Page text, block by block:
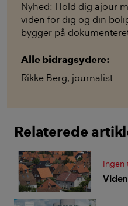
Nyhed: Hold dig ajour
viden for dig og din
bygger på
Alle bidragsydere:
Rikke Berg, journalist
Relaterede
Ingen